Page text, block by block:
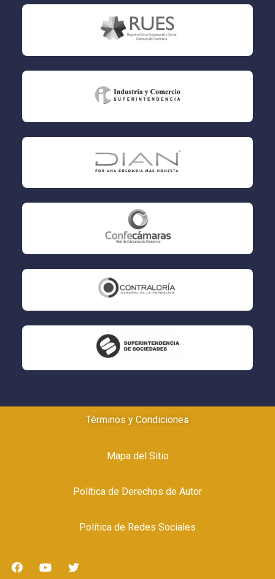
Términos y Condiciones
Mapa del Sitio
Política de Derechos de Autor
Política de Redes Sociales